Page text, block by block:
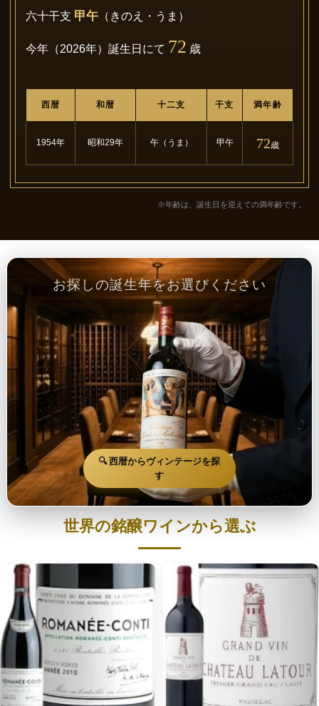
六十干支 甲午 （きのえ・うま）
今年（2026年）誕生日にて 72 歳
西暦 和暦 十二支 干支 満年齢
1954年 昭和29年 午（うま） 甲午 72歳
※年齢は、誕生日を迎えての満年齢です。
お探しの誕生年をお選びください
🔍 西暦からヴィンテージを探
す
世界の銘醸ワインから選ぶ